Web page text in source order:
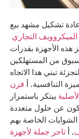
تشكيل مشهد بيع
التجاري
هذه الأجهزة بقدرات
من المستهلكين
تبني هذا الاتجاه
التنافسية. أ فرن
يبتكر باستمرار
عن حلول متعددة
الشوايات الخاصة بهم
. أ تاجر جملة لأجهزة